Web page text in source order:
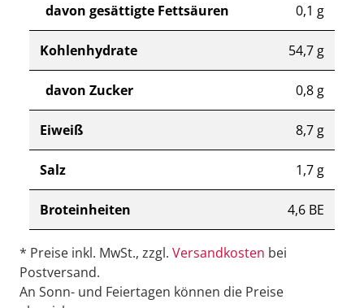
davon gesättigte Fettsäuren 0,1 g
Kohlenhydrate 54,7 g
davon Zucker 0,8 g
Eiweiß 8,7 g
Salz 1,7 g
Broteinheiten 4,6 BE
* Preise inkl. MwSt., zzgl. Versandkosten bei
Postversand.
An Sonn- und Feiertagen können die Preise